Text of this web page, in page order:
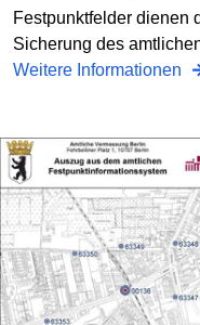
Festpunktfelder dienen
Sicherung des
Weitere Informationen